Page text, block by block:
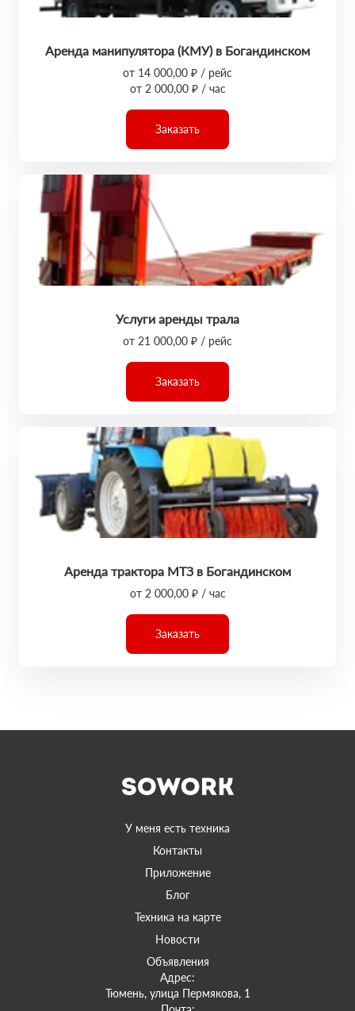
Аренда манипулятора (КМУ) в Богандинском
от 14 000,00 ₽ / рейс
от 2 000,00 ₽ / час
Заказать
Услуги аренды трала
от 21 000,00 ₽ / рейс
Заказать
Аренда трактора МТЗ в Богандинском
от 2 000,00 ₽ / час
Заказать
У меня есть техника
Контакты
Приложение
Блог
Техника на карте
Новости
Объявления
Адрес:
Тюмень, улица Пермякова, 1